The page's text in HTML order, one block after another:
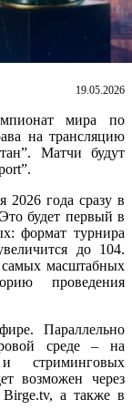
19.05.2026
мира по
на трансляцию
Матчи будут
года сразу в
будет первый в
формат турнира
до 104.
самых масштабных
проведения
Параллельно
среде – на
стриминговых
возможен через
Birge.tv, а также в